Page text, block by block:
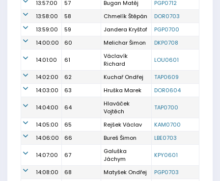
13:57:00
57 Bugan Matěj
PGP0712
13:58:00
58 Chmelík Štěpán
DOR0703
13:59:00
59 Jandera Kryštof
PGP0700
14:00:00
60 Melichar Šimon DKP0708
14:01:00 61
Václavík
Richard
LOU0601
14:02:00 62 Kuchař Ondřej
TAP0609
14:03:00
63 Hruška Marek DOR0604
14:04:00 64
Hlaváček
Vojtěch
TAP0700
14:05:00 65 Rejšek Václav
KAM0700
14:06:00
66 Bureš Šimon LBE0703
14:07:00 67
Galuška
Jáchym
KPY0601
14:08:00 68 Matyšek Ondřej
PGP0703